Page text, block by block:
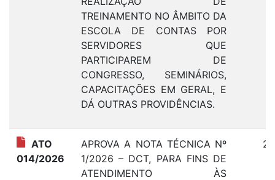
TREINAMENTO NO ÂMBITO DA
ESCOLA DE CONTAS POR
SERVIDORES QUE
PARTICIPAREM DE
CONGRESSO, SEMINÁRIOS,
CAPACITAÇÕES EM GERAL, E
DÁ OUTRAS PROVIDÊNCIAS.
ATO
014/2026
APROVA A NOTA TÉCNICA Nº
1/2026 – DCT, PARA FINS DE
ATENDIMENTO ÀS
27